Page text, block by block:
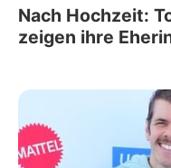
Nach Hochzeit:
zeigen ihre